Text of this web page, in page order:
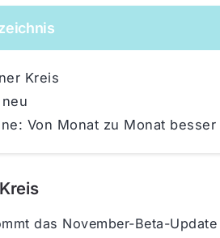
Kreis
Von Monat zu Monat besser
das November-Beta-